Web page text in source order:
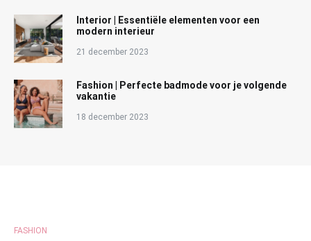
Interior | Essentiële elementen voor een
modern interieur
21 december 2023
Fashion | Perfecte badmode voor je volgende
vakantie
18 december 2023
FASHION